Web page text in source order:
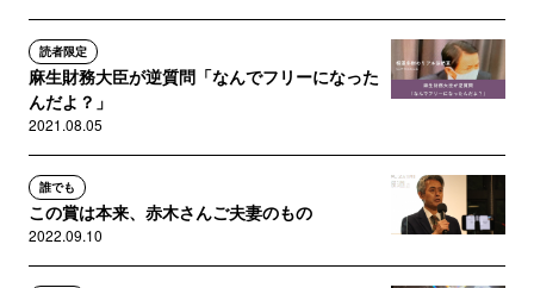
読者限定
麻生財務大臣が逆質問「なんでフリーになった
んだよ？」
2021.08.05
誰でも
この賞は本来、赤木さんご夫妻のもの
2022.09.10